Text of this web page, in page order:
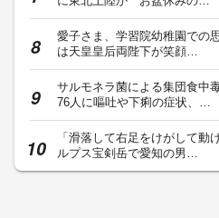
愛子さま、学習院幼稚園で
は天皇皇后両陛下が笑顔…
サルモネラ菌による集団食中
76人に嘔吐や下痢の症状、…
「滑落して右足をけがして
ルプス宝剣岳で愛知の男…